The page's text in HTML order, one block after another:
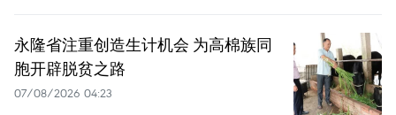
永隆省注重创造生计机会 为高棉族同
胞开辟脱贫之路
07/08/2026 04:23